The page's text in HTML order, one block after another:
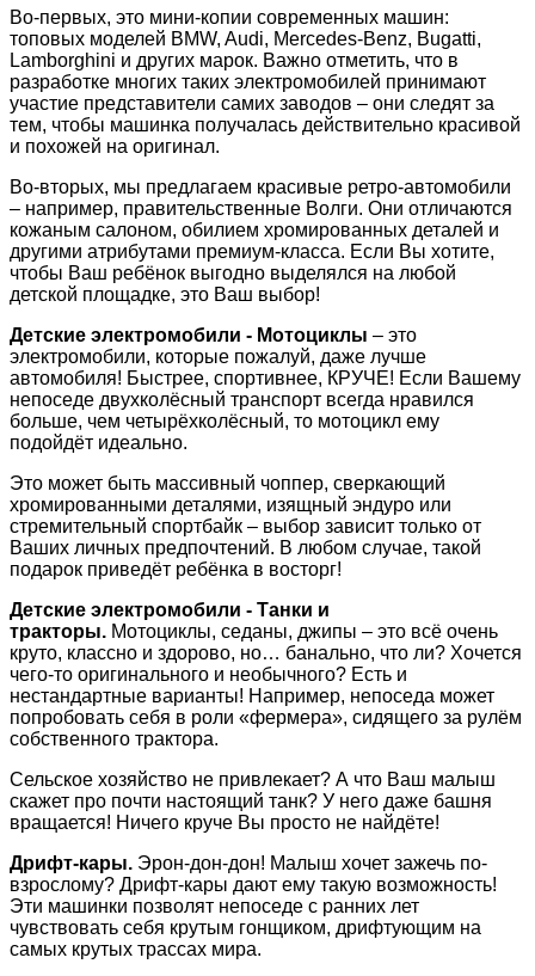
Во-первых, это мини-копии современных машин:
топовых моделей BMW, Audi, Mercedes-Benz, Bugatti,
Lamborghini и других марок. Важно отметить, что в
разработке многих таких электромобилей принимают
участие представители самих заводов – они следят за
тем, чтобы машинка получалась действительно красивой
и похожей на оригинал.
Во-вторых, мы предлагаем красивые ретро-автомобили
– например, правительственные Волги. Они отличаются
кожаным салоном, обилием хромированных деталей и
другими атрибутами премиум-класса. Если Вы хотите,
чтобы Ваш ребёнок выгодно выделялся на любой
детской площадке, это Ваш выбор!
Детские электромобили - Мотоциклы – это
электромобили, которые пожалуй, даже лучше
автомобиля! Быстрее, спортивнее, КРУЧЕ! Если Вашему
непоседе двухколёсный транспорт всегда нравился
больше, чем четырёхколёсный, то мотоцикл ему
подойдёт идеально.
Это может быть массивный чоппер, сверкающий
хромированными деталями, изящный эндуро или
стремительный спортбайк – выбор зависит только от
Ваших личных предпочтений. В любом случае, такой
подарок приведёт ребёнка в восторг!
Детские электромобили - Танки и
тракторы. Мотоциклы, седаны, джипы – это всё очень
круто, классно и здорово, но… банально, что ли? Хочется
чего-то оригинального и необычного? Есть и
нестандартные варианты! Например, непоседа может
попробовать себя в роли «фермера», сидящего за рулём
собственного трактора.
Сельское хозяйство не привлекает? А что Ваш малыш
скажет про почти настоящий танк? У него даже башня
вращается! Ничего круче Вы просто не найдёте!
Дрифт-кары. Эрон-дон-дон! Малыш хочет зажечь по-
взрослому? Дрифт-кары дают ему такую возможность!
Эти машинки позволят непоседе с ранних лет
чувствовать себя крутым гонщиком, дрифтующим на
самых крутых трассах мира.